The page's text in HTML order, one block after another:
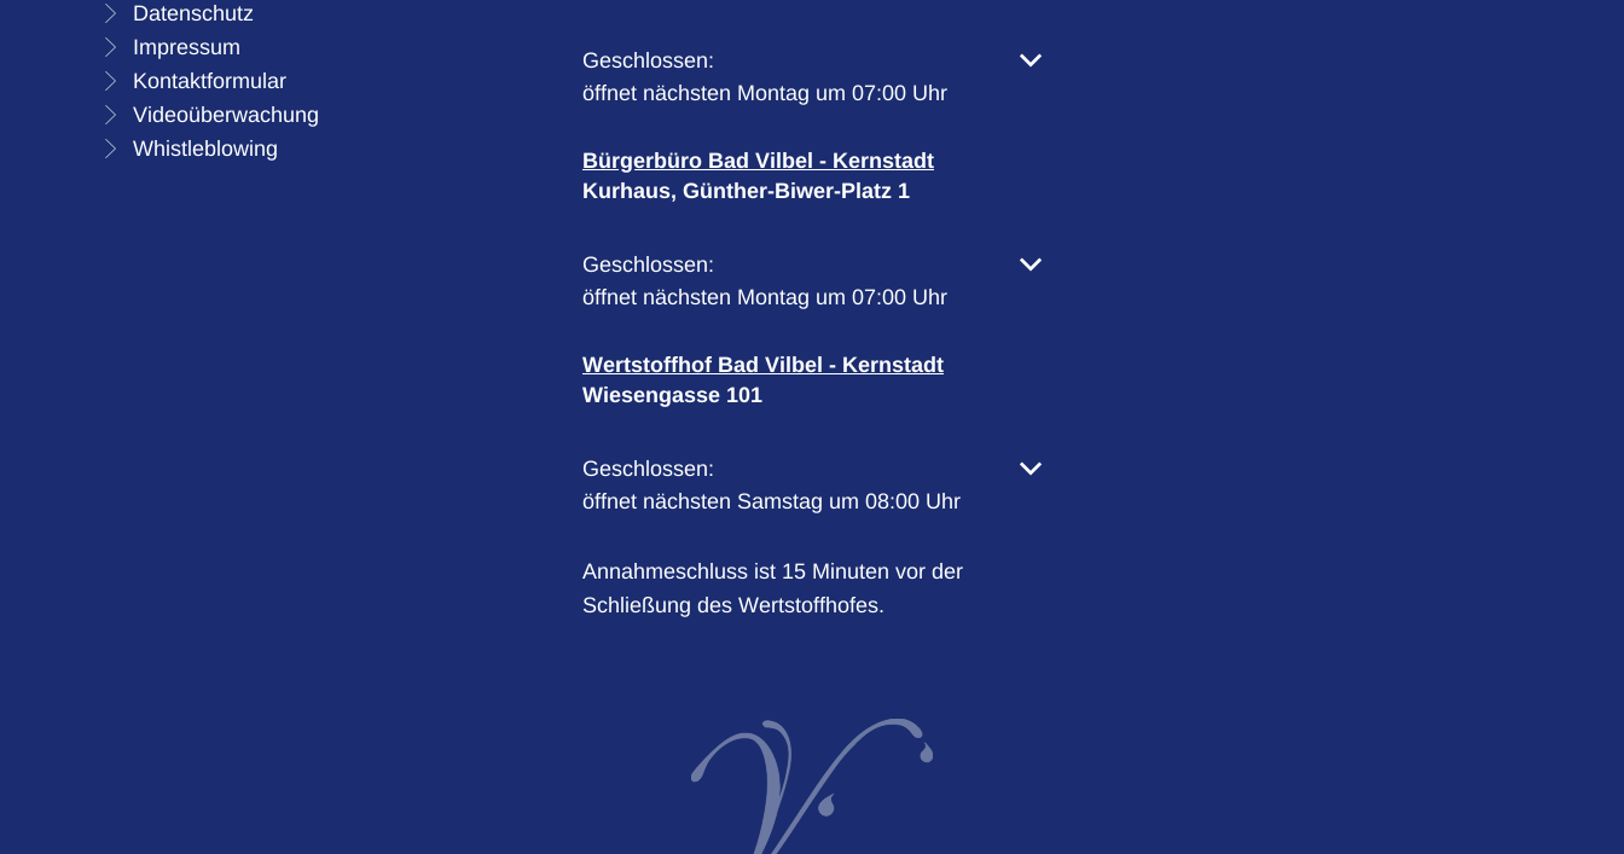
Datenschutz
Impressum
Kontaktformular
Videoüberwachung
Whistleblowing
Klicken, um weitere Öffnungs- oder Schließzeiten auszublenden
Geschlossen:
öffnet nächsten Montag um 07:00 Uhr
Bürgerbüro Bad Vilbel - Kernstadt
Kurhaus, Günther-Biwer-Platz 1
Klicken, um weitere Öffnungs- oder Schließzeiten auszublenden
Geschlossen:
öffnet nächsten Montag um 07:00 Uhr
Wertstoffhof Bad Vilbel - Kernstadt
Wiesengasse 101
Klicken, um weitere Öffnungs- oder Schließzeiten auszublenden
Geschlossen:
öffnet nächsten Samstag um 08:00 Uhr
Annahmeschluss ist 15 Minuten vor der
Schließung des Wertstoffhofes.